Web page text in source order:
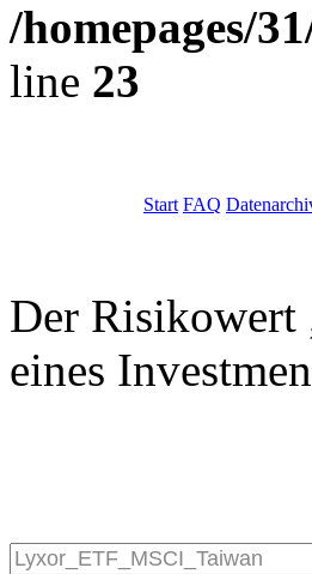
/homepages/
line 23
Start FAQ
Der Risikowert
eines